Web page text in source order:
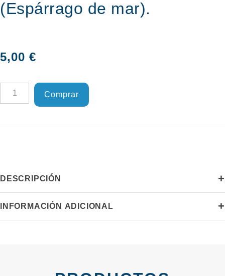
(Espárrago de mar).
5,00 €
Salicornia
ecológica
Comprar
DESCRIPCIÓN +
INFORMACIÓN ADICIONAL +